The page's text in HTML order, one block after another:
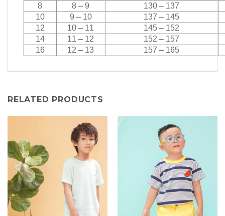
8
8 – 9
130 – 137
10
9 – 10
137 – 145
12
10 – 11
145 – 152
14
11 – 12
152 – 157
16
12 – 13 157 – 165
RELATED PRODUCTS